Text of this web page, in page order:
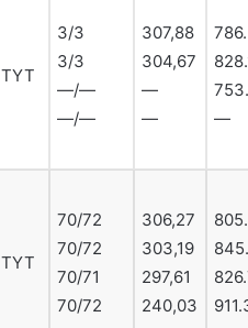
TYT
3/3
3/3
—/—
—/—
307,88
304,67
—
—
—
TYT
70/72
70/72
70/71
70/72
306,27
303,19
297,61
240,03